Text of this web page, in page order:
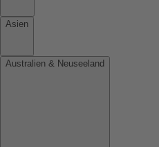
Asien
Australien & Neuseeland